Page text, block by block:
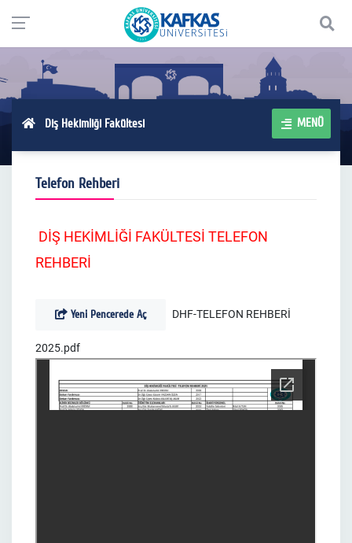
Diş Hekimliği Fakültesi MENÜ
Telefon Rehberi
DİŞ HEKİMLİĞİ FAKÜLTESİ TELEFON
REHBERİ
Yeni Pencerede Aç DHF-TELEFON REHBERİ
2025.pdf